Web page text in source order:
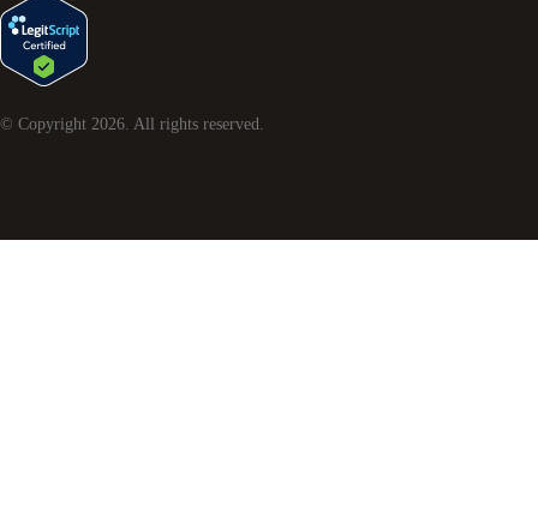
© Copyright 2026 . All rights reserved.